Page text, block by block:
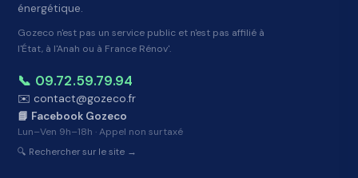
énergétique.
Gozeco n'est pas un service public et n'est pas affilié à
l'État, à l'Anah ou à France Rénov'.
📞 09.72.59.79.94
✉️ contact@gozeco.fr
📘 Facebook Gozeco
Lun–Ven 9h–18h · Appel non surtaxé
🔍 Rechercher sur le site →